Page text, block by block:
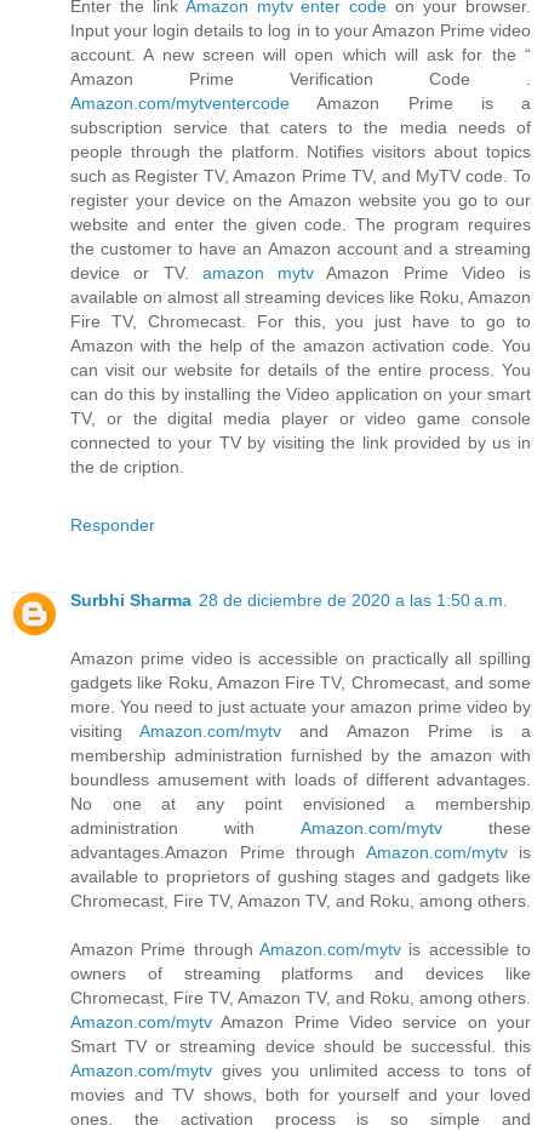
Enter the link Amazon mytv enter code on your browser.
Input your login details to log in to your Amazon Prime video
account. A new screen will open which will ask for the “
Amazon Prime Verification Code .
Amazon.com/mytventercode Amazon Prime is a
subscription service that caters to the media needs of
people through the platform. Notifies visitors about topics
such as Register TV, Amazon Prime TV, and MyTV code. To
register your device on the Amazon website you go to our
website and enter the given code. The program requires
the customer to have an Amazon account and a streaming
device or TV. amazon mytv Amazon Prime Video is
available on almost all streaming devices like Roku, Amazon
Fire TV, Chromecast. For this, you just have to go to
Amazon with the help of the amazon activation code. You
can visit our website for details of the entire process. You
can do this by installing the Video application on your smart
TV, or the digital media player or video game console
connected to your TV by visiting the link provided by us in
the de cription.
Responder
Surbhi Sharma 28 de diciembre de 2020 a las 1:50 a.m.
Amazon prime video is accessible on practically all spilling
gadgets like Roku, Amazon Fire TV, Chromecast, and some
more. You need to just actuate your amazon prime video by
visitingAmazon.com/mytv and Amazon Prime is a
membership administration furnished by the amazon with
boundless amusement with loads of different advantages.
No one at any point envisioned a membership
administration with Amazon.com/mytvthese
advantages.Amazon Prime through Amazon.com/mytvis
available to proprietors of gushing stages and gadgets like
Chromecast, Fire TV, Amazon TV, and Roku, among others.
Amazon Prime through Amazon.com/mytv is accessible to
owners of streaming platforms and devices like
Chromecast, Fire TV, Amazon TV, and Roku, among others.
Amazon.com/mytv Amazon Prime Video service on your
Smart TV or streaming device should be successful. this
Amazon.com/mytv gives you unlimited access to tons of
movies and TV shows, both for yourself and your loved
ones. the activation process is so simple and